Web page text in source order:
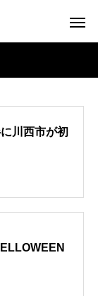
川西市が初